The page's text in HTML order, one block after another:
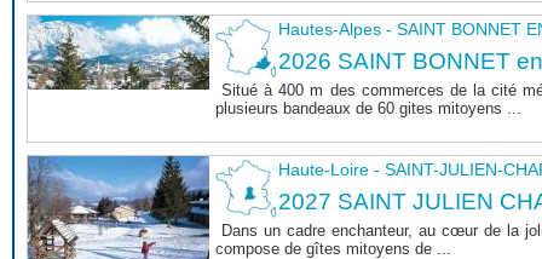
Hautes-Alpes - SAINT BONNET
2026 SAINT BONNET
Situé à 400 m des commerces de la cité
plusieurs bandeaux de 60 gites mitoyens ...
Haute-Loire - SAINT-JULIEN-
2027 SAINT JULIEN
Dans un cadre enchanteur, au cœur de la
compose de gîtes mitoyens de ...